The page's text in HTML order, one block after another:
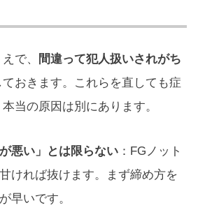
で、
間違って犯人扱いされがち
ておきます。これらを直しても症
当の原因は別にあります。
悪い」とは限らない ：FGノット
ければ抜けます。まず締め方を
早いです。